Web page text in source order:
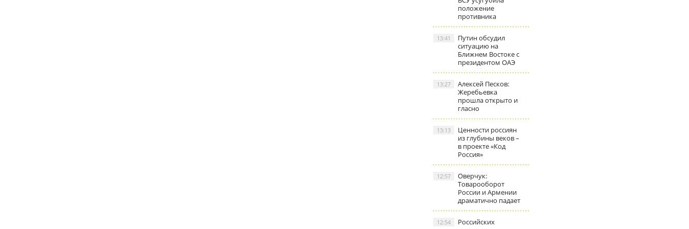
положение
противника
Путин обсудил
ситуацию на
Ближнем Востоке с
президентом ОАЭ
13:41
Алексей Песков:
Жеребьевка
прошла открыто и
гласно
13:27
Ценности россиян
из глубины веков –
в проекте «Код
Россия»
13:13
Оверчук:
Товарооборот
России и Армении
драматично падает
12:57
Российских
12:54